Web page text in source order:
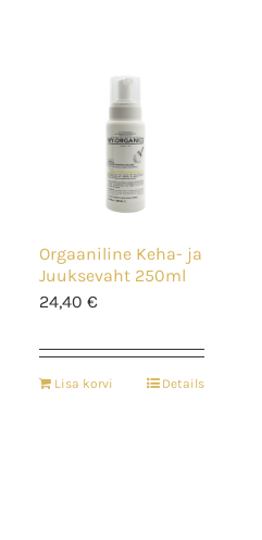
Orgaaniline Keha- ja
Juuksevaht 250ml
24,40 €
Lisa korvi Details